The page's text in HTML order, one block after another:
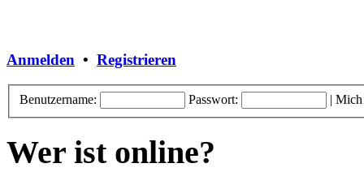
Anmelden • Registrieren
Benutzername: Passwort: | Mich
Wer ist online?